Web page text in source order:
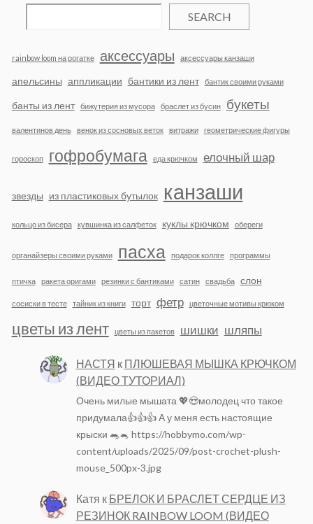
SEARCH
rainbow loom на рогатке аксессуары аксессуары канзаши
апельсины аппликации бантики из лент бантик своими руками
банты из лент бижутерия из мусора браслет из бусин букеты
валентинов день венок из сосновых веток витражи геометрические фигуры
гороскоп гофробумага еда крючком елочный шар
звезды из пластиковых бутылок канзаши
кольцо из бисера кувшинка из салфеток куклы крючком обереги
органайзеры своими руками пасха подарок коллге программы
птичка ракета оригами резинки с бантиками сатин свадьба слон
сосиски в тесте тайник из книги торт фетр цветочные мотивы крюком
цветы из лент цветы из пакетов шишки шляпы
НАСТЯ к ПЛЮШЕВАЯ МЫШКА КРЮЧКОМ
(ВИДЕО ТУТОРИАЛ)
Очень милые мышата 💖😍молодец что такое
придумала👍👍👍 А у меня есть настоящие
крыски 🐀🐁 https://hobbymo.com/wp-
content/uploads/2025/09/post-crochet-plush-
mouse_500px-3.jpg
Катя к БРЕЛОК И БРАСЛЕТ СЕРДЦЕ ИЗ
РЕЗИНОК RAINBOW LOOM (ВИДЕО